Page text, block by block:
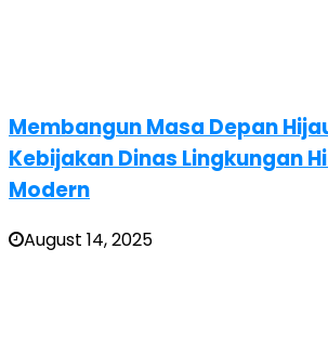
Membangun Masa Depan
Kebijakan Dinas Lingkungan
Modern
August 14, 2025